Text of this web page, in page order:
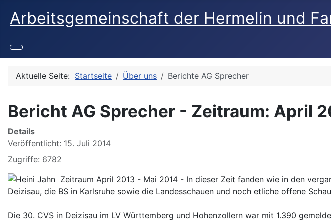
Arbeitsgemeinschaft der Hermelin und
Aktuelle Seite: Startseite Über uns Berichte AG Sprecher
Bericht AG Sprecher - Zeitraum: April
Details
Veröffentlicht: 15. Juli 2014
Zugriffe: 6782
Zeitraum April 2013 - Mai 2014 - In dieser Zeit fanden wie in den
Deizisau, die BS in Karlsruhe sowie die Landesschauen und noch etliche offene
Die 30. CVS in Deizisau im LV Württemberg und Hohenzollern war mit 1.390